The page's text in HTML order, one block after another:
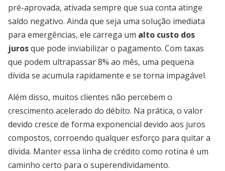
pré-aprovada, ativada sempre que sua conta atinge
saldo negativo. Ainda que seja uma solução imediata
para emergências, ele carrega um alto custo dos
jurosque pode inviabilizar o pagamento. Com taxas
que podem ultrapassar 8% ao mês, uma pequena
dívida se acumula rapidamente e se torna impagável.
Além disso, muitos clientes não percebem o
crescimento acelerado do débito. Na prática, o valor
devido cresce de forma exponencial devido aos juros
compostos, corroendo qualquer esforço para quitar a
dívida. Manter essa linha de crédito como rotina é um
caminho certo para o superendividamento.